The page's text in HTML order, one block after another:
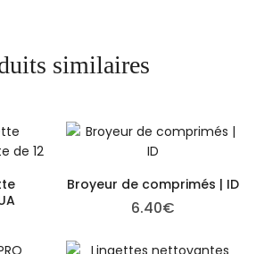
similaires
Broyeur de comprimés | ID
6.40€